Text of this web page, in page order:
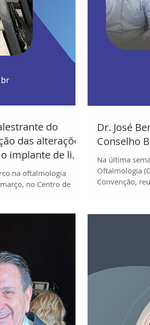
do
das alterações
implante de lio
na oftalmologia
no Centro de
evento consolidou-se
inovação e
do setor, com
Dr. José
Conselho
Na última
Oftalmologia
Convenção,
composto por